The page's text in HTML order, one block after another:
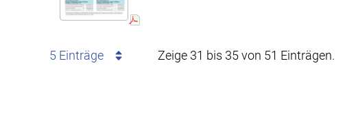
5 Einträge Zeige 31 bis 35 von 51 Einträgen.